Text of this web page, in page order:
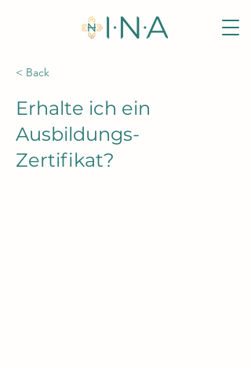
< Back
Erhalte ich ein
Ausbildungs-
Zertifikat?